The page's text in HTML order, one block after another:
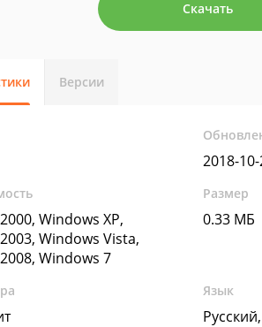
Скачать
Версии
2018-
Windows XP,
Windows Vista,
Windows 7
Размер
0.33 МБ
Язык